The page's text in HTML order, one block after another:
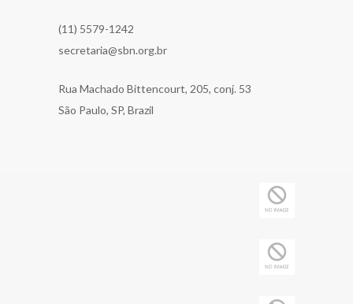
(11) 5579-1242
secretaria@sbn.org.br
Rua Machado Bittencourt, 205, conj. 53
São Paulo, SP, Brazil